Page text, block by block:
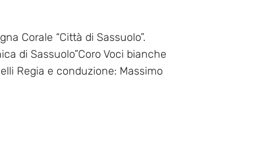
Corale “Città di Sassuolo”.
di Sassuolo”Coro Voci bianche
Regia e conduzione: Massimo